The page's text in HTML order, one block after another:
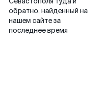
обратно, найденный на
нашем сайте за
последнее время